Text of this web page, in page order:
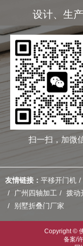
设计、生
扫一扫，加微
友情链接： 平移开门机
广州四轴加工
拨动
别墅折叠门厂家
Copyright ©
备案/